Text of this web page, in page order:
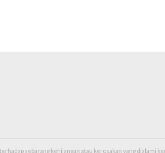
sebarang kehilangan atau kerosakan yang dialami